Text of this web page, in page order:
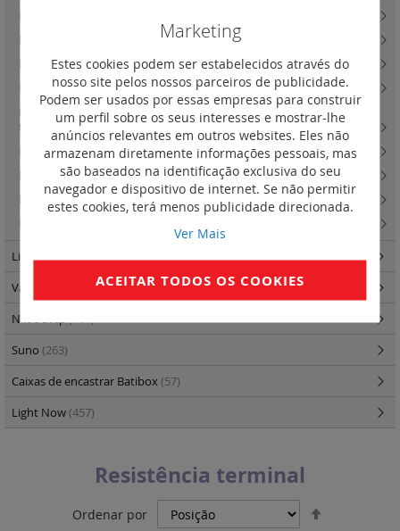
Resistência terminal
Ordenar por
Livinglight - Quadro universal estanque IP 44
Livinglight - Quadros acabamentos Livinglight AIR
Livinglight - Quadros acabamentos Livinglight (tradicional)(163)
Livinglight - Caixas para montagem saliente(3)
Multibox - Caixas de encastrar (modulares) para Livinglight AIR e
tradicional (4)
Idrobox - Quadros de encastrar, estanques IP 55(9)
Idrobox - Caixas salientes IP40 e IP55(10)
Livinglight/Multibox - Soluções para instalação em perfis ou painéis
Livinglight/Multibox - Soluções para centralização de mecanismos
Living Now(456)
Valena Life
(357)
Niloé Step(191)
Suno (263)
Caixas de encastrar Batibox(57)
Light Now(457)
Marketing
Estes cookies podem ser estabelecidos através do
nosso site pelos nossos parceiros de publicidade.
Podem ser usados por essas empresas para construir
um perfil sobre os seus interesses e mostrar-lhe
anúncios relevantes em outros websites. Eles não
armazenam diretamente informações pessoais, mas
são baseados na identificação exclusiva do seu
navegador e dispositivo de internet. Se não permitir
estes cookies, terá menos publicidade direcionada.
Ver Mais
ACEITAR TODOS OS COOKIES